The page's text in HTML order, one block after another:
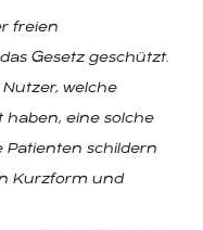
freien
Gesetz geschützt.
welche
haben, eine solche
Patienten schildern
Kurzform und